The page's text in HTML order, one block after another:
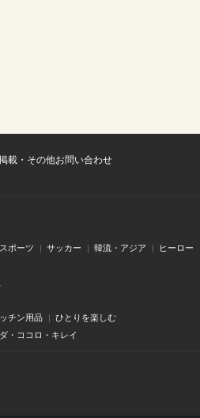
載・その他お問い合わせ
スポーツ サッカー 韓流・アジア ヒーロー
チン用品 ひとりを楽しむ
・ココロ・キレイ